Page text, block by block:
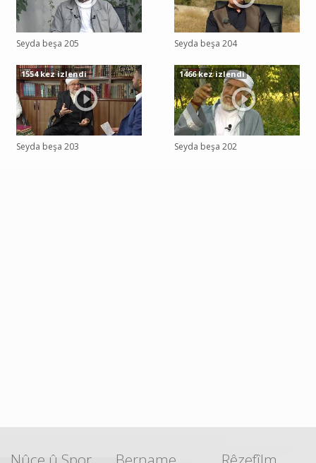
Seyda beşa 205 Seyda beşa 204
Seyda beşa 203
1554 kez izlendi
Seyda beşa 202
1466 kez izlendi